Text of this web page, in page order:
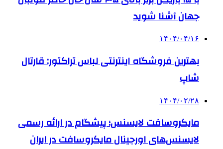
جهان آشنا شوید
۱۴۰۴/۰۴/۱۶
بهترین فروشگاه اینترنتی لباس تراکتور: قارتال
شاپ
۱۴۰۴/۰۲/۲۸
مایکروسافت لایسنس؛ پیشگام در ارائه رسمی
لایسنس‌های اورجینال مایکروسافت در ایران